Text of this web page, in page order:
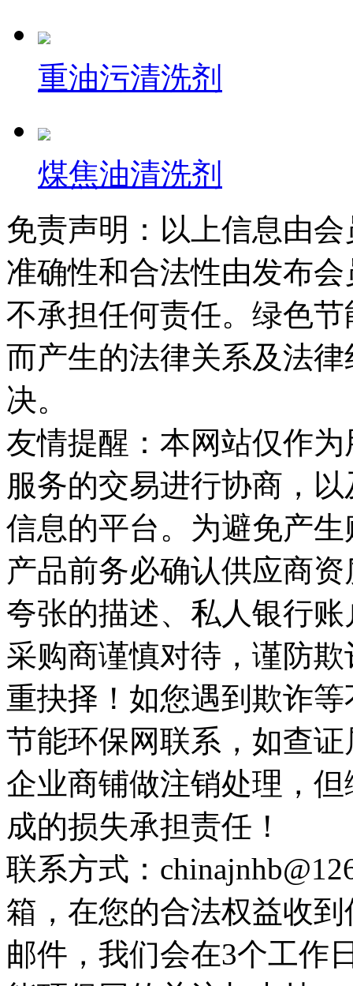
重油污清洗剂
煤焦油清洗剂
免责声明：以上信息由
准确性和合法性由发布
不承担任何责任。绿色
而产生的法律关系及法
决。
友情提醒：本网站仅作
服务的交易进行协商，
信息的平台。为避免产
产品前务必确认供应商
夸张的描述、私人银行
采购商谨慎对待，谨防
重抉择！如您遇到欺诈
节能环保网联系，如查
企业商铺做注销处理，
成的损失承担责任！
联系方式：
箱，在您的合法权益收
邮件，我们会在3个工作